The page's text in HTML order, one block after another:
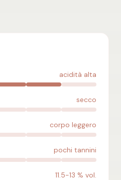
acidità alta
secco
corpo leggero
pochi tannini
11.5-13 % vol.